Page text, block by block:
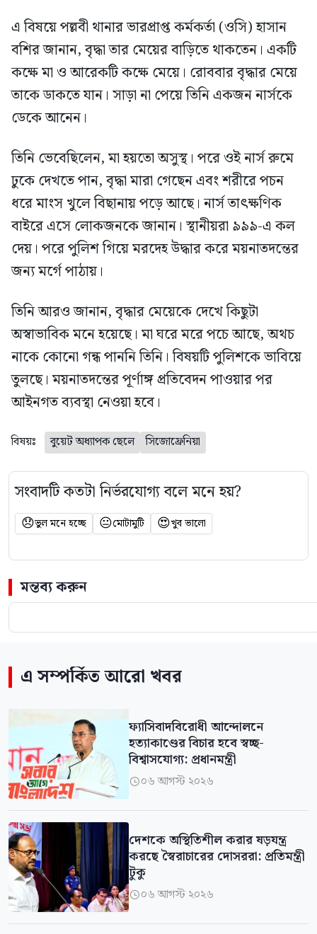
এ বিষয়ে পল্লবী থানার ভারপ্রাপ্ত কর্মকর্তা (ওসি) হাসান
বশির জানান, বৃদ্ধা তার মেয়ের বাড়িতে থাকতেন। একটি
কক্ষে মা ও আরেকটি কক্ষে মেয়ে। রোববার বৃদ্ধার মেয়ে
তাকে ডাকতে যান। সাড়া না পেয়ে তিনি একজন নার্সকে
ডেকে আনেন।
তিনি ভেবেছিলেন, মা হয়তো অসুস্থ। পরে ওই নার্স রুমে
ঢুকে দেখতে পান, বৃদ্ধা মারা গেছেন এবং শরীরে পচন
ধরে মাংস খুলে বিছানায় পড়ে আছে। নার্স তাৎক্ষণিক
বাইরে এসে লোকজনকে জানান। স্থানীয়রা ৯৯৯-এ কল
দেয়। পরে পুলিশ গিয়ে মরদেহ উদ্ধার করে ময়নাতদন্তের
জন্য মর্গে পাঠায়।
তিনি আরও জানান, বৃদ্ধার মেয়েকে দেখে কিছুটা
অস্বাভাবিক মনে হয়েছে। মা ঘরে মরে পচে আছে, অথচ
নাকে কোনো গন্ধ পাননি তিনি। বিষয়টি পুলিশকে ভাবিয়ে
তুলছে। ময়নাতদন্তের পূর্ণাঙ্গ প্রতিবেদন পাওয়ার পর
আইনগত ব্যবস্থা নেওয়া হবে।
বিষয়ঃ বুয়েট অধ্যাপক ছেলে সিজোফ্রেনিয়া
সংবাদটি কতটা নির্ভরযোগ্য বলে মনে হয়?
😞ভুল মনে হচ্ছে 😐মোটামুটি 😍খুব ভালো
মন্তব্য করুন
এ সম্পর্কিত আরো খবর
ফ্যাসিবাদবিরোধী আন্দোলনে
হত্যাকাণ্ডের বিচার হবে স্বচ্ছ-
বিশ্বাসযোগ্য: প্রধানমন্ত্রী
০৬ আগস্ট ২০২৬
দেশকে অস্থিতিশীল করার ষড়যন্ত্র
করছে স্বৈরাচারের দোসররা: প্রতিমন্ত্রী
টুকু
০৬ আগস্ট ২০২৬